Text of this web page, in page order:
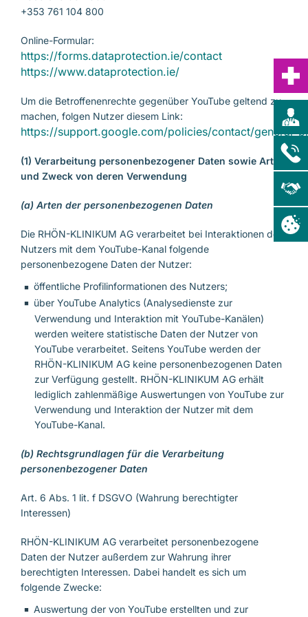
+353 761 104 800
Online-Formular:
https://forms.dataprotection.ie/contact
https://www.dataprotection.ie/
Um die Betroffenenrechte gegenüber YouTube geltend zu
machen, folgen Nutzer diesem Link:
https://support.google.com/policies/contact/
(1) Verarbeitung personenbezogener Daten sowie Art
und Zweck von deren Verwendung
(a) Arten der personenbezogenen Daten
Die RHÖN-KLINIKUM AG verarbeitet bei Interaktionen des
Nutzers mit dem YouTube-Kanal folgende
personenbezogene Daten der Nutzer:
öffentliche Profilinformationen des Nutzers;
über YouTube Analytics (Analysedienste zur
Verwendung und Interaktion mit YouTube-Kanälen)
werden weitere statistische Daten der Nutzer von
YouTube verarbeitet. Seitens YouTube werden der
RHÖN-KLINIKUM AG keine personenbezogenen Daten
zur Verfügung gestellt. RHÖN-KLINIKUM AG erhält
lediglich zahlenmäßige Auswertungen von YouTube zur
Verwendung und Interaktion der Nutzer mit dem
YouTube-Kanal.
(b) Rechtsgrundlagen für die Verarbeitung
personenbezogener Daten
Art. 6 Abs. 1 lit. f DSGVO (Wahrung berechtigter
Interessen)
RHÖN-KLINIKUM AG verarbeitet personenbezogene
Daten der Nutzer außerdem zur Wahrung ihrer
berechtigten Interessen. Dabei handelt es sich um
folgende Zwecke:
Auswertung der von YouTube erstellten und zur
Zentralklinik Bad Berka GmbH